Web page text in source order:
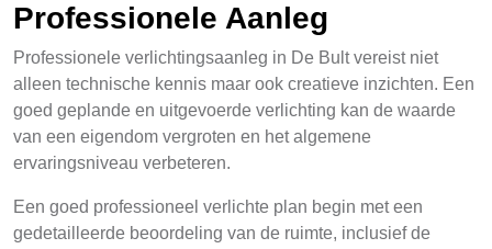
Professionele Aanleg
Professionele verlichtingsaanleg in De Bult vereist niet
alleen technische kennis maar ook creatieve inzichten. Een
goed geplande en uitgevoerde verlichting kan de waarde
van een eigendom vergroten en het algemene
ervaringsniveau verbeteren.
Een goed professioneel verlichte plan begin met een
gedetailleerde beoordeling van de ruimte, inclusief de